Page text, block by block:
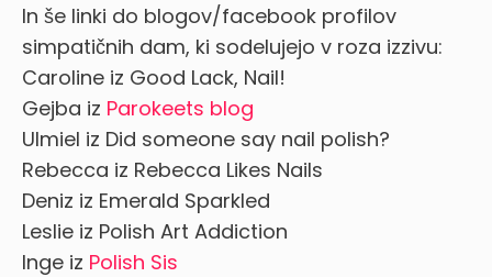
In še linki do blogov/facebook profilov
simpatičnih dam, ki sodelujejo v roza izzivu:
Caroline iz Good Lack, Nail!
Gejba iz Parokeets blog
Ulmiel iz Did someone say nail polish?
Rebecca iz Rebecca Likes Nails
Deniz iz Emerald Sparkled
Leslie iz Polish Art Addiction
Inge iz Polish Sis